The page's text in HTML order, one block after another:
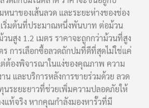
นาของเส้นลวด และระยะห่างของช่อง
เริ่มต้นที่ประมาณหนึ่งพันบาท ต่อม้วน
วนสูง 1.2 เมตร ราคาจะถูกกว่าม้วนที่สูง
ร การเลือกซื้อลวดถักปมที่ดีที่สุดไม่ใช่แค่
ต้องพิจารณาในแง่ของคุณภาพ ความ
าน และบริการหลังการขายร่วมด้วย ลวด
นระยะยาวที่ช่วยเพิ่มความปลอดภัยให้
ท้จริง หากคุณกำลังมองหารั้วที่มี